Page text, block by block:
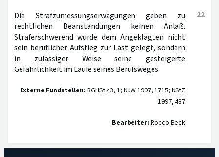
22
Die Strafzumessungserwägungen geben zu
rechtlichen Beanstandungen keinen Anlaß.
Straferschwerend wurde dem Angeklagten nicht
sein beruflicher Aufstieg zur Last gelegt, sondern
in zulässiger Weise seine gesteigerte
Gefährlichkeit im Laufe seines Berufsweges.
Externe Fundstellen: BGHSt 43, 1; NJW 1997, 1715; NStZ
1997, 487
Bearbeiter: Rocco Beck